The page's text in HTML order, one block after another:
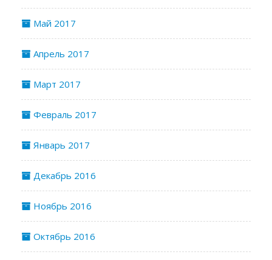
Май 2017
Апрель 2017
Март 2017
Февраль 2017
Январь 2017
Декабрь 2016
Ноябрь 2016
Октябрь 2016